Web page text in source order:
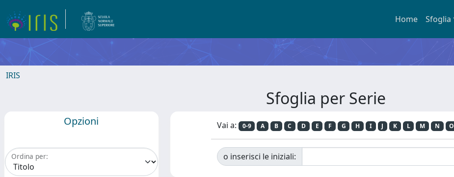
Home Sfoglia
IRIS
Sfoglia per Serie
Opzioni
Ordina per:
Vai a: 0-9 A B C D E F G H I J K L M N O
o inserisci le iniziali: